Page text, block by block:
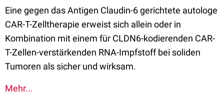
Eine gegen das Antigen Claudin-6 gerichtete autologe
CAR-T-Zelltherapie erweist sich allein oder in
Kombination mit einem für CLDN6-kodierenden CAR-
T-Zellen-verstärkenden RNA-Impfstoff bei soliden
Tumoren als sicher und wirksam.
Mehr...